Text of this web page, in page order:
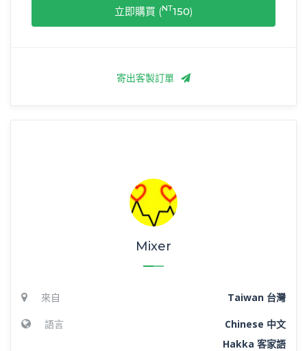
立即購買 (NT150)
寄出客製訂單
Mixer
來自 Taiwan 台灣
語言
Chinese 中文
Hakka 客家語